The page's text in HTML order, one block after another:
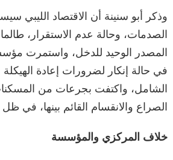
وذكر أبو سنينة أن الاقتصاد الليبي
الصدمات، وحالة عدم الاستقرار،
المصدر الوحيد للدخل، واستمرت
في حالة إنكار لضرورات إعادة الهيكلة
الشامل، واكتفت بجرعات من
الصراع والانقسام القائم بينها، في
خلاف المركزي والمؤسسة